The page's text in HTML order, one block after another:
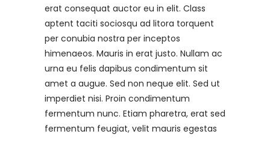
erat consequat auctor eu in elit. Class
aptent taciti sociosqu ad litora torquent
per conubia nostra per inceptos
himenaeos. Mauris in erat justo. Nullam ac
urna eu felis dapibus condimentum sit
amet a augue. Sed non neque elit. Sed ut
imperdiet nisi. Proin condimentum
fermentum nunc. Etiam pharetra, erat sed
fermentum feugiat, velit mauris egestas